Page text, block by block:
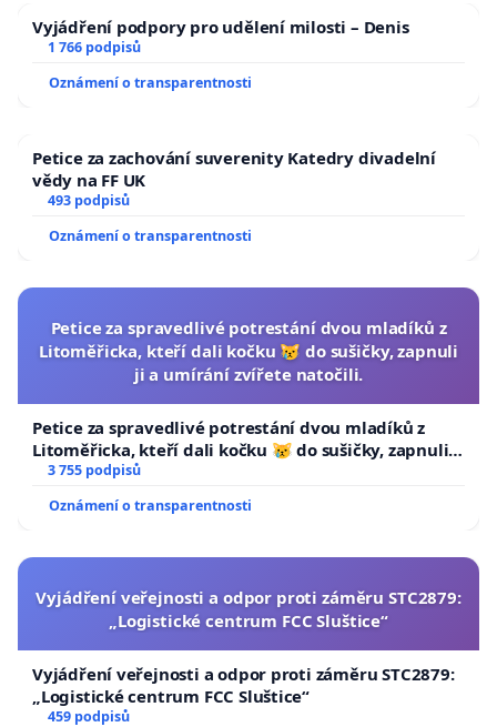
Vyjádření podpory pro udělení milosti – Denis
1 766 podpisů
Oznámení o transparentnosti
Petice za zachování suverenity Katedry divadelní
vědy na FF UK
493 podpisů
Oznámení o transparentnosti
Petice za spravedlivé potrestání dvou mladíků z
Litoměřicka, kteří dali kočku 😿 do sušičky, zapnuli
ji a umírání zvířete natočili.
Petice za spravedlivé potrestání dvou mladíků z
Litoměřicka, kteří dali kočku 😿 do sušičky, zapnuli ji
a umírání zvířete natočili.
3 755 podpisů
Oznámení o transparentnosti
Vyjádření veřejnosti a odpor proti záměru STC2879:
„Logistické centrum FCC Sluštice“
Vyjádření veřejnosti a odpor proti záměru STC2879:
„Logistické centrum FCC Sluštice“
459 podpisů